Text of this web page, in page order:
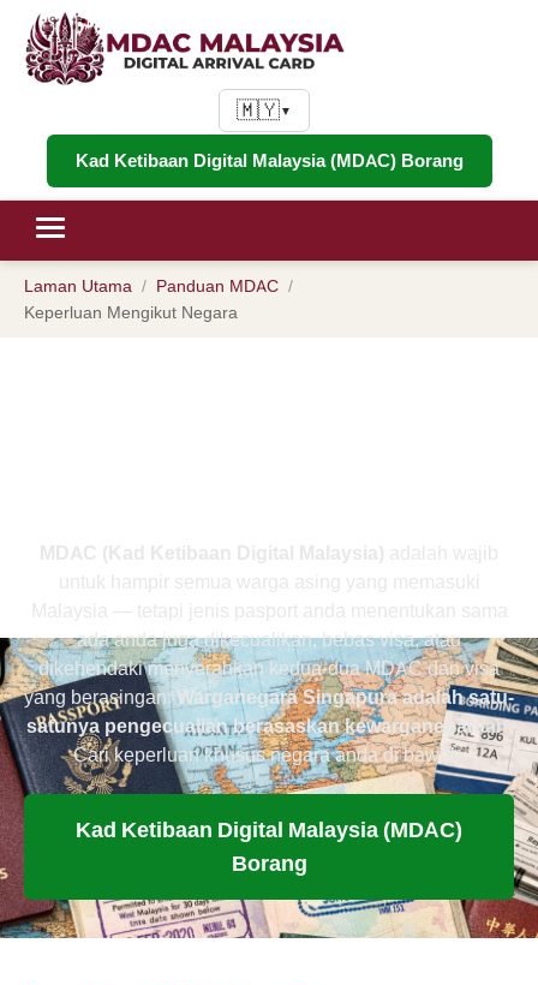
🇲🇾▼
Kad Ketibaan Digital Malaysia (MDAC) Borang
Laman Utama
Panduan MDAC
Keperluan Mengikut Negara
ada anda juga dikecualikan, bebas visa, atau
dikehendaki menyerahkan kedua-dua MDAC dan visa
yang berasingan.Warganegara Singapura adalah satu-
satunya pengecualian berasaskan kewarganegaraan.
Cari keperluan khusus negara anda di bawah.
Kad Ketibaan Digital Malaysia (MDAC)
Borang